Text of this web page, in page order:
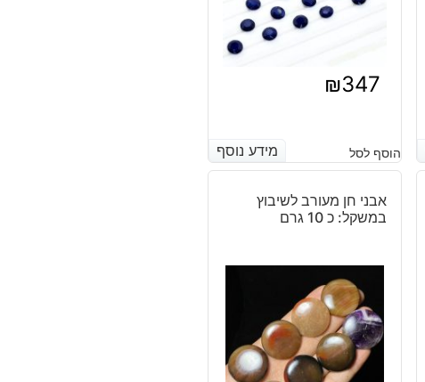
₪347
מידע נוסף הוסף לסל מידע נוסף
אבני חן מעורב לשיבוץ
במשקל: כ 10 גרם